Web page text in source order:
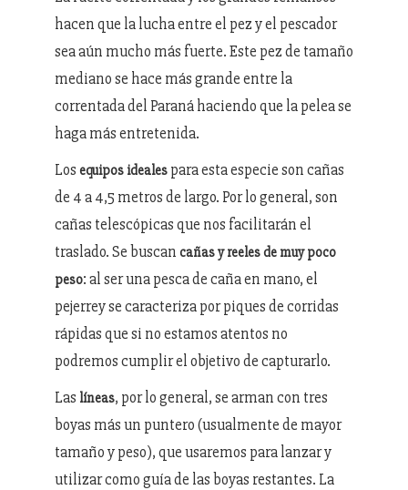
hacen que la lucha entre el pez y el pescador
sea aún mucho más fuerte. Este pez de tamaño
mediano se hace más grande entre la
correntada del Paraná haciendo que la pelea se
haga más entretenida.
Los equipos ideales para esta especie son cañas
de 4 a 4,5 metros de largo. Por lo general, son
cañas telescópicas que nos facilitarán el
traslado. Se buscan cañas y reeles de muy poco
peso: al ser una pesca de caña en mano, el
pejerrey se caracteriza por piques de corridas
rápidas que si no estamos atentos no
podremos cumplir el objetivo de capturarlo.
Las líneas, por lo general, se arman con tres
boyas más un puntero (usualmente de mayor
tamaño y peso), que usaremos para lanzar y
utilizar como guía de las boyas restantes. La